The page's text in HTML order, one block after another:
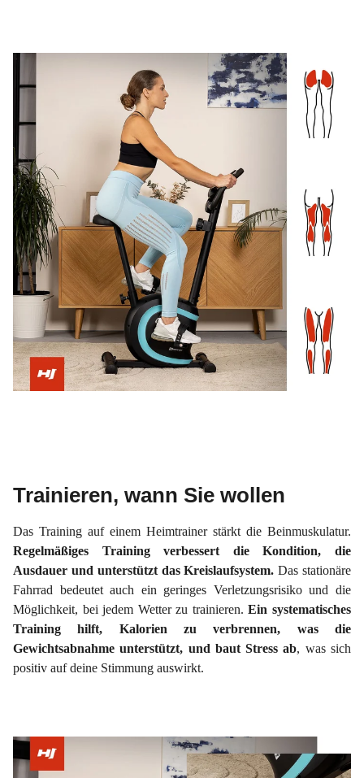
Trainieren, wann Sie wollen
Das Training auf einem Heimtrainer stärkt die Beinmuskulatur.
Regelmäßiges Training verbessert die Kondition, die
Ausdauer und unterstützt das Kreislaufsystem.Das stationäre
Fahrrad bedeutet auch ein geringes Verletzungsrisiko und die
Möglichkeit, bei jedem Wetter zu trainieren.Ein systematisches
Training hilft, Kalorien zu verbrennen, was die
Gewichtsabnahme unterstützt, und baut Stress ab, was sich
positiv auf deine Stimmung auswirkt.